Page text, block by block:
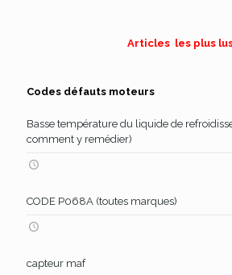
Articles les plus
Codes défauts moteurs
Basse température du liquide de
comment y remédier)
CODE P068A (toutes marques)
capteur maf